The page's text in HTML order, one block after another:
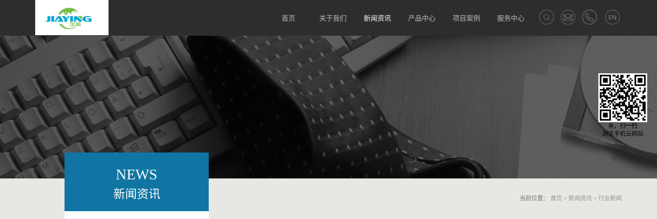
首页 关于我们 新闻资讯 产品中心 项目案例 服务中心
NEWS
新闻资讯 当前位置： 首页 > 新闻资讯 > 行业新闻
亲，扫一扫
浏览手机云网站